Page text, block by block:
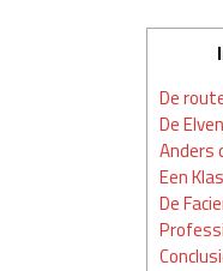
De
De
Anders
Een
De